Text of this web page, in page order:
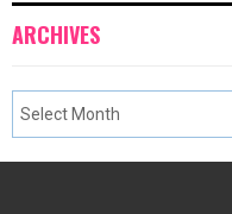
ARCHIVES